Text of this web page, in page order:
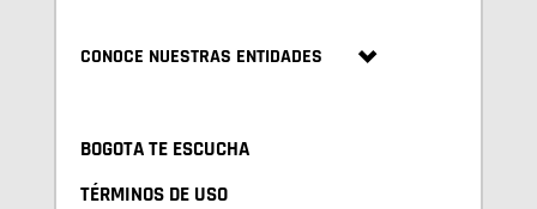
CONOCE NUESTRAS ENTIDADES
BOGOTA TE ESCUCHA
TÉRMINOS DE USO